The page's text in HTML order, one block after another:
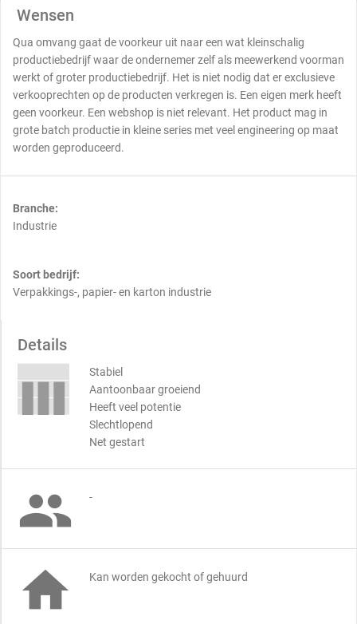
Wensen
Qua omvang gaat de voorkeur uit naar een wat kleinschalig
productiebedrijf waar de ondernemer zelf als meewerkend voorman
werkt of groter productiebedrijf. Het is niet nodig dat er exclusieve
verkooprechten op de producten verkregen is. Een eigen merk heeft
geen voorkeur. Een webshop is niet relevant. Het product mag in
grote batch productie in kleine series met veel engineering op maat
worden geproduceerd.
Branche:
Industrie
Soort bedrijf:
Verpakkings-, papier- en karton industrie
Details
Stabiel
Aantoonbaar groeiend
Heeft veel potentie
Slechtlopend
Net gestart
 -
 Kan worden gekocht of gehuurd